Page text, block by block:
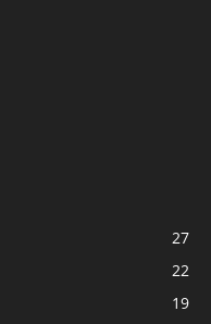
27
22
19